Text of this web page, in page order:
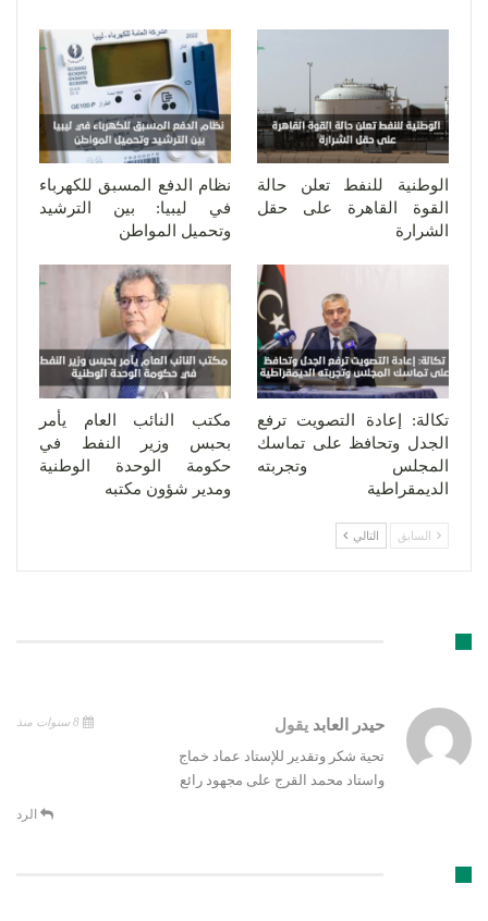
الوطنية للنفط تعلن حالة
القوة القاهرة على حقل
الشرارة
نظام الدفع المسبق للكهرباء
في ليبيا: بين الترشيد
وتحميل المواطن
تكالة: إعادة التصويت ترفع
الجدل وتحافظ على تماسك
المجلس وتجربته
الديمقراطية
مكتب النائب العام يأمر
بحبس وزير النفط في
حكومة الوحدة الوطنية
ومدير شؤون مكتبه
السابق التالي
حيدر العابد يقول
تحية شكر وتقدير للإستاد عماد خماج
واستاد محمد القرج على مجهود رائع
الرد